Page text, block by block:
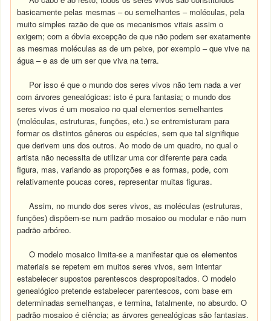
basicamente pelas mesmas – ou semelhantes – moléculas, pela
muito simples razão de que os mecanismos vitais assim o
exigem; com a óbvia excepção de que não podem ser exatamente
as mesmas moléculas as de um peixe, por exemplo – que vive na
água – e as de um ser que viva na terra.
Por isso é que o mundo dos seres vivos não tem nada a ver
com árvores genealógicas: isto é pura fantasia; o mundo dos
seres vivos é um mosaico no qual elementos semelhantes
(moléculas, estruturas, funções, etc.) se entremisturam para
formar os distintos gêneros ou espécies, sem que tal signifique
que derivem uns dos outros. Ao modo de um quadro, no qual o
artista não necessita de utilizar uma cor diferente para cada
figura, mas, variando as proporções e as formas, pode, com
relativamente poucas cores, representar muitas figuras.
Assim, no mundo dos seres vivos, as moléculas (estruturas,
funções) dispõem-se num padrão mosaico ou modular e não num
padrão arbóreo.
O modelo mosaico limita-se a manifestar que os elementos
materiais se repetem em muitos seres vivos, sem intentar
estabelecer supostos parentescos despropositados. O modelo
genealógico pretende estabelecer parentescos, com base em
determinadas semelhanças, e termina, fatalmente, no absurdo. O
padrão mosaico é ciência; as árvores genealógicas são fantasias.